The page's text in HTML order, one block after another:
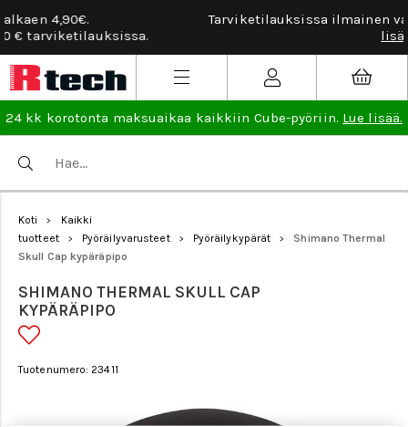
Tarviketilauksissa ilmainen vaihto- ja palautusoikeus.
24 kk korotonta maksuaikaa kaikkiin Cube-pyöriin. Lue lisää.
Koti >
Kaikki
tuotteet
> Pyöräilyvarusteet > Pyöräilykypärät >
Shimano Thermal
Skull Cap kypäräpipo
SHIMANO THERMAL SKULL CAP
KYPÄRÄPIPO
Tuotenumero: 23411